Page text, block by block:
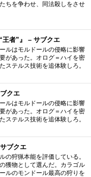
ちを争わせ、同法殺しをさせ
王者”』 – サブクエ
ルはモルドールの侵略に影響
があった。オログ＝ハイを密
ステルス技術を追体験しろ。
クエ
ルはモルドールの侵略に影響
があった。オログ＝ハイを密
ステルス技術を追体験しろ。
ブクエ
の狩猟本能を評価している。
獲物として選んだ。カラゴル
ルのモンドール最高の狩りを